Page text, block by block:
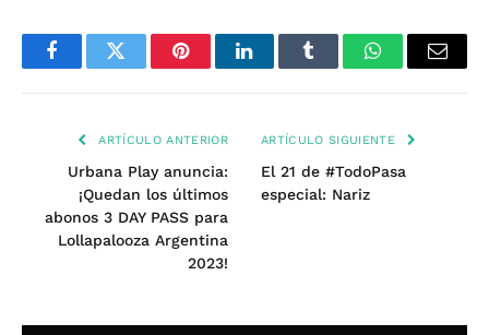
FacebookTwitter PinterestLinkedInTumblr WhatsAppEmail
ARTÍCULO ANTERIOR
Urbana Play anuncia:
¡Quedan los últimos
abonos 3 DAY PASS para
Lollapalooza Argentina
2023!
ARTÍCULO SIGUIENTE
El 21 de #TodoPasa
especial: Nariz